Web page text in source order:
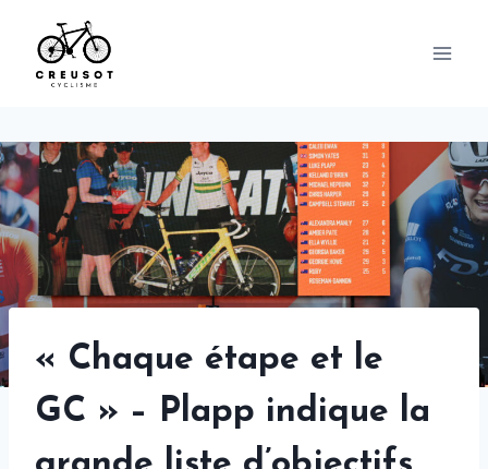
content
« Chaque étape et le
GC » – Plapp indique la